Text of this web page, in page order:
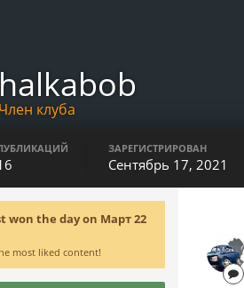
halkabob
Член клуба
ЗАРЕГИСТРИРОВАН
Сентябрь 17, 2021
won the day on Март 22
most liked content!